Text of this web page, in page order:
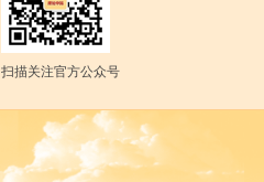
扫描关注官方公众号